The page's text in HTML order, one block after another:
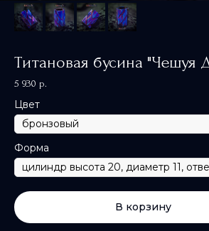
Титановая бусина "Чешуя
5 930 р.
Цвет
Форма
В корзину